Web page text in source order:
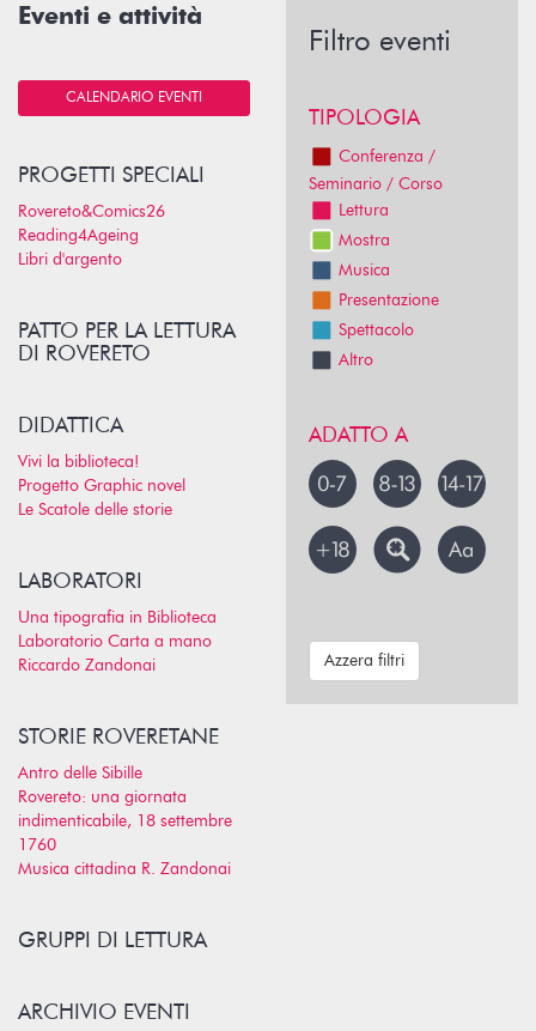
Eventi e attività
CALENDARIO EVENTI
PROGETTI SPECIALI
Rovereto&Comics26
Reading4Ageing
Libri d'argento
PATTO PER LA LETTURA
DI ROVERETO
DIDATTICA
Vivi la biblioteca!
Progetto Graphic novel
Le Scatole delle storie
LABORATORI
Una tipografia in Biblioteca
Laboratorio Carta a mano
Riccardo Zandonai
STORIE ROVERETANE
Antro delle Sibille
Rovereto: una giornata
indimenticabile, 18 settembre
1760
Musica cittadina R. Zandonai
GRUPPI DI LETTURA
ARCHIVIO EVENTI
Filtro eventi
TIPOLOGIA
Conferenza /
Seminario / Corso
Lettura
Mostra
Musica
Presentazione
Spettacolo
Altro
ADATTO A
Azzera filtri